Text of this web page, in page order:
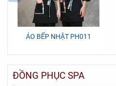
ÁO BẾP NHẬT PH011
ĐỒNG PHỤC SPA